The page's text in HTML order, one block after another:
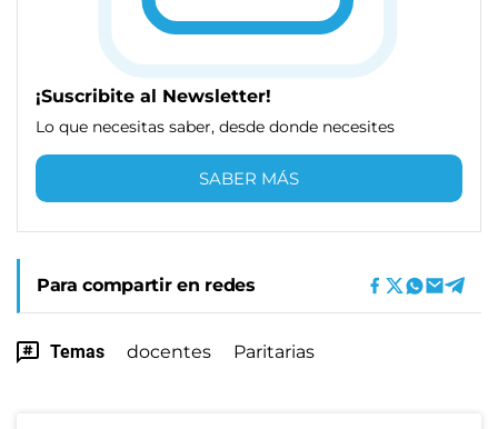
¡Suscribite al Newsletter!
Lo que necesitas saber, desde donde necesites
SABER MÁS
Para compartir en redes
Temas docentes Paritarias